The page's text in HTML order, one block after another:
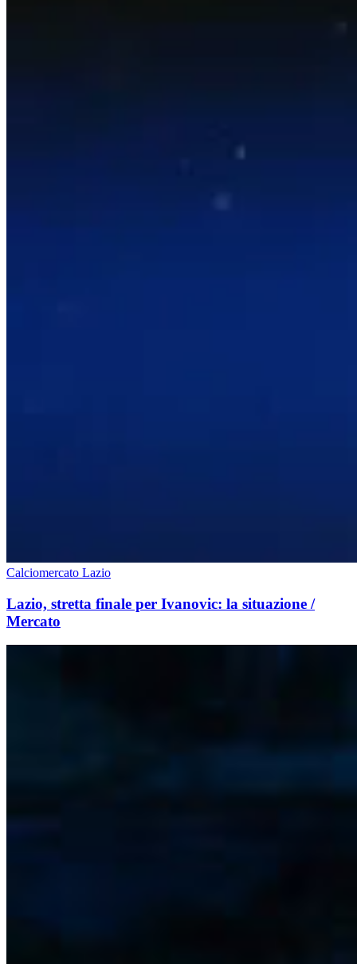
Calciomercato Lazio
Lazio, stretta finale per Ivanovic: la situazione /
Mercato